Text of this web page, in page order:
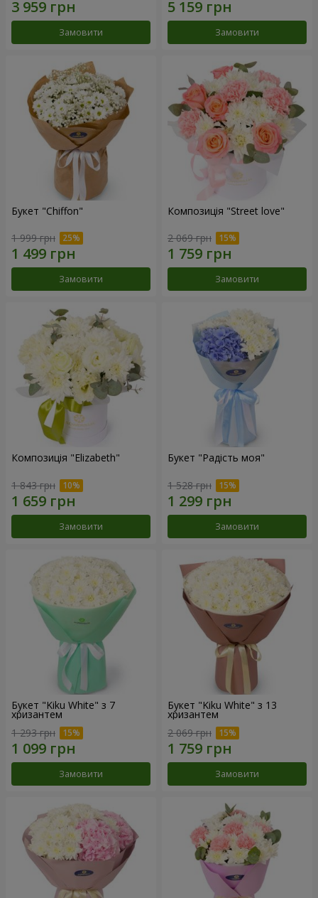
Замовити Замовити
Букет "Chiffon"
1 999 грн
Замовити
Композиція "Street love"
2 069 грн
Замовити
Композиція "Elizabeth"
1 843 грн
Замовити
Букет "Радість моя"
1 528 грн
Замовити
Букет "Kiku White" з 7
хризантем
1 293 грн
Замовити
Букет "Kiku White" з 13
хризантем
2 069 грн
Замовити